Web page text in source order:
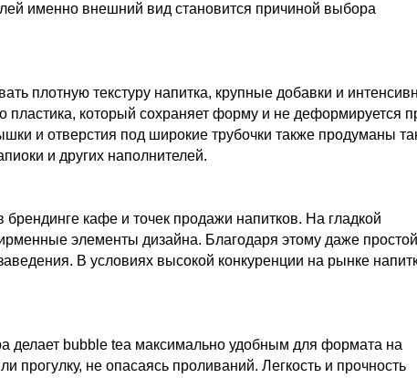
именно внешний вид становится причиной выбора
плотную текстуру напитка, крупные добавки и
который сохраняет форму и не деформируется
и отверстия под широкие трубочки также продуманы
и других наполнителей.
кафе и точек продажи напитков. На гладкой
элементы дизайна. Благодаря этому даже простой
В условиях высокой конкуренции на рынке
делает bubble tea максимально удобным для формата на
прогулку, не опасаясь проливаний. Легкость и прочность